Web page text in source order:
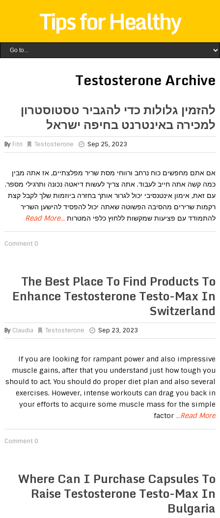
Tips for Healthy
Testosterone Archive
להזמין גלולות כדי להגביר טסטוסטרון
למכירה באינטרנט בחיפה ישראל
By Fitri Testosterone Sep 25, 2023
אם אתם מחפשים כוח נרחב ורווחי מסת שריר מפלצתיים, אז אתה מבין
כמה קשה אתה חייב לעבוד. אתה צריך לעשות דיאטה נכונה ותרגילי מספר.
עם זאת, אימון אינטנסיבי יכול לגרור אותך בחזרה ביוזמות שלך לקבל קצת
רקמות שרירים מהסיבה הפשוטה שאתה יכול להפסיד להישען השריר
להתמודד עם פציעות שמקשות ללחוץ כלפי המטרות ...Read More
0 Comment
The Best Place To Find Products To
Enhance Testosterone Testo-Max In
Switzerland
By Claudia Testosterone Sep 23, 2023
If you are looking for rampant power and also impressive
muscle gains, after that you understand just how tough you
should to act. You should do proper diet plan and also several
exercises. However, intense workouts can drag you back in
your efforts to acquire some muscle mass for the simple
factor ...Read More
0 Comment
Where Can I Purchase Capsules To
Raise Testosterone Testo-Max In
Bulgaria